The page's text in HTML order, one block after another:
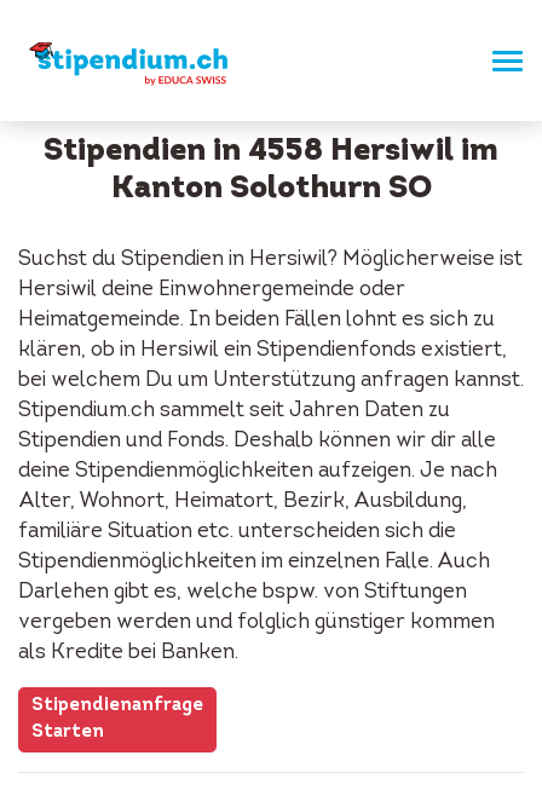
Stipendien in 4558 Hersiwil im
Kanton Solothurn SO
Suchst du Stipendien in Hersiwil? Möglicherweise ist
Hersiwil deine Einwohnergemeinde oder
Heimatgemeinde. In beiden Fällen lohnt es sich zu
klären, ob in Hersiwil ein Stipendienfonds existiert,
bei welchem Du um Unterstützung anfragen kannst.
Stipendium.ch sammelt seit Jahren Daten zu
Stipendien und Fonds. Deshalb können wir dir alle
deine Stipendienmöglichkeiten aufzeigen. Je nach
Alter, Wohnort, Heimatort, Bezirk, Ausbildung,
familiäre Situation etc. unterscheiden sich die
Stipendienmöglichkeiten im einzelnen Falle. Auch
Darlehen gibt es, welche bspw. von Stiftungen
vergeben werden und folglich günstiger kommen
als Kredite bei Banken.
Stipendienanfrage
Starten